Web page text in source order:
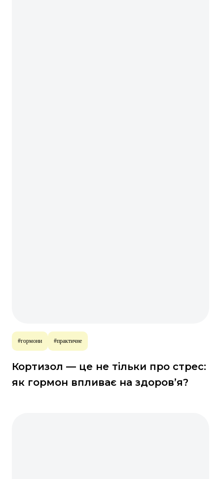
#гормони #практичне
Кортизол — це не тільки про стрес:
як гормон впливає на здоров’я?